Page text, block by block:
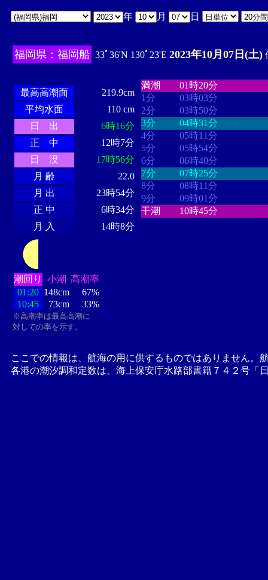
年 月 日
福岡県：福岡船 33ﾟ36'N 130ﾟ23'E 2023年10月07日(土)
最高高潮面
219.9cm
平均水面
110 cm
日 出
6時16分
正 中
12時7分
日 没
17時56分
月 齢
22.0
月 出
23時54分
正 中
6時34分
月 入
14時8分
潮回り 小潮 高潮率
01:20 148cm
67%
10:45
73cm 33%
※高潮率は最高高潮に
対しての率を示す。
満潮
01時20分
1分
03時03分
2分
03時50分
3分
04時31分
4分
05時11分
5分
05時54分
6分
06時40分
7分
07時25分
8分
08時11分
9分
09時01分
干潮
10時45分
ここでの情報は、航海の用に供するものではありません。
各港の潮汐調和定数は、海上保安庁水路部書籍７４２号「